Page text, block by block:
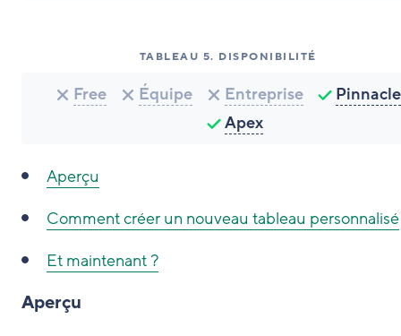
TABLEAU 5. DISPONIBILITÉ
Free Équipe Entreprise
Pinnacle
Apex
Aperçu
Commentcréer un nouveau tableau personnalisé
Et maintenant ?
Aperçu